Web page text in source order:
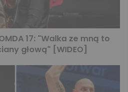
17: "Walka ze mną to
głową" [WIDEO]